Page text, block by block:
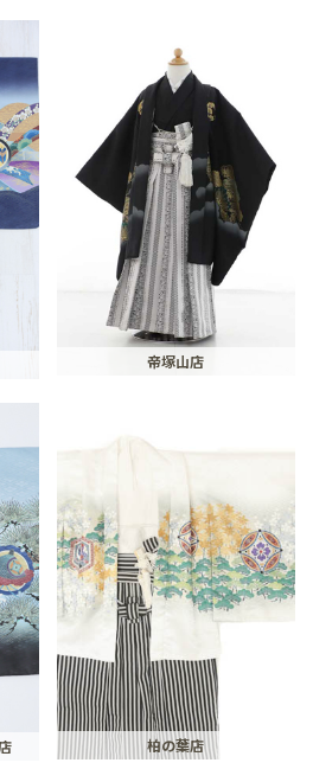
帝塚山店
柏の葉店